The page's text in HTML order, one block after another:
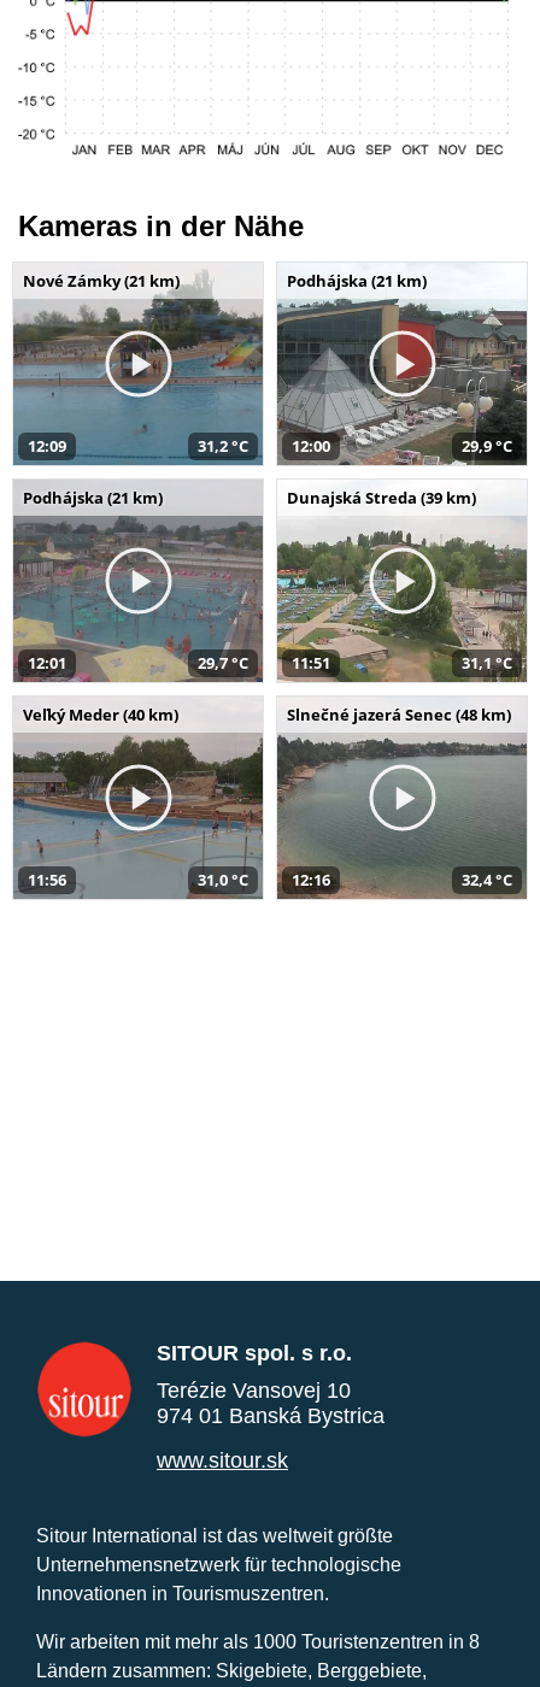
Kameras in der Nähe
Nové Zámky (21 km)
12:09 31,2 °C
Podhájska (21 km)
12:00 29,9 °C
Podhájska (21 km)
12:01 29,7 °C
Dunajská Streda (39 km)
11:51 31,1 °C
Veľký Meder (40 km)
11:56 31,0 °C
Slnečné jazerá Senec (48 km)
12:16 32,4 °C
SITOUR spol. s r.o.
Terézie Vansovej 10
974 01 Banská Bystrica
www.sitour.sk
Sitour International ist das weltweit größte
Unternehmensnetzwerk für technologische
Innovationen in Tourismuszentren.
Wir arbeiten mit mehr als 1000 Touristenzentren in 8
Ländern zusammen: Skigebiete, Berggebiete,